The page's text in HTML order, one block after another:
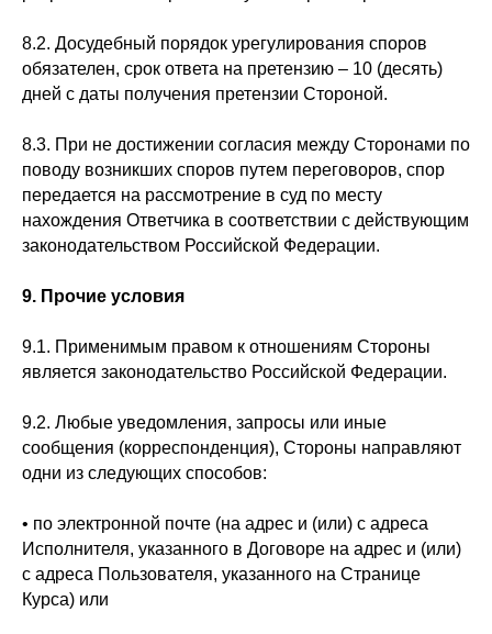
8.2. Досудебный порядок урегулирования споров
обязателен, срок ответа на претензию – 10 (десять)
дней с даты получения претензии Стороной.
8.3. При не достижении согласия между Сторонами по
поводу возникших споров путем переговоров, спор
передается на рассмотрение в суд по месту
нахождения Ответчика в соответствии с действующим
законодательством Российской Федерации.
9. Прочие условия
9.1. Применимым правом к отношениям Стороны
является законодательство Российской Федерации.
9.2. Любые уведомления, запросы или иные
сообщения (корреспонденция), Стороны направляют
одни из следующих способов:
• по электронной почте (на адрес и (или) с адреса
Исполнителя, указанного в Договоре на адрес и (или)
с адреса Пользователя, указанного на Странице
Курса) или